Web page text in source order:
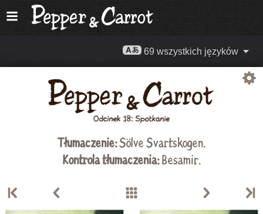
69 wszystkich języków
Tłumaczenie:Sölve Svartskogen.
Kontrola tłumaczenia:Besamir.